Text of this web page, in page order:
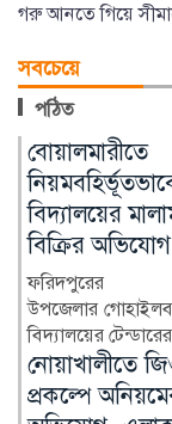
গরু আনতে গিয়ে
সবচেয়ে
পঠিত
বিপ্লবের দুই
স্বস্তি ফিরেনি
মানুষের জীবনে:
ইসলাম
জুলাই
পরও সাধারণ
প্রত্যাশিত স্বস্তি
শহীদ আহসান
যোদ্ধা নন: